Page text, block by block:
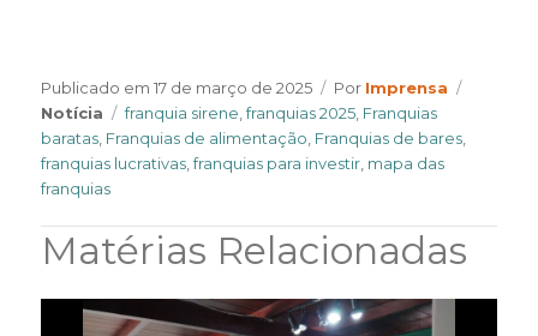
Publicado em17 de março de 2025 Por Author
Imprensa
Notícia
Tags
franquia sirene ,franquias 2025 Franquias
baratas Franquias de alimentação Franquias de bares
franquias lucrativas ,franquias para investir mapa das
franquias
Matérias Relacionadas